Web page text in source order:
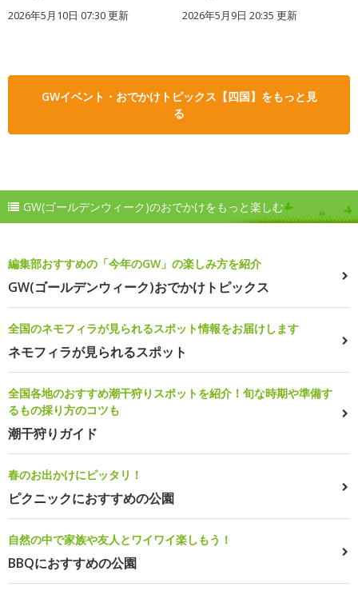
2026年5月10日 07:30 更新 2026年5月9日 20:35 更新
GWイベント・おでかけトピックス【四国】をもっと見
る
GW(ゴールデンウィーク)のおでかけをもっと楽しむ
編集部おすすめの「今年のGW」の楽しみ方を紹介
GW(ゴールデンウィーク)おでかけトピックス
全国のネモフィラが見られるスポット情報をお届けします
ネモフィラが見られるスポット
全国各地のおすすめ潮干狩りスポットを紹介！旬な時期や準備す
るもの採り方のコツも
潮干狩りガイド
春のお出かけにピッタリ！
ピクニックにおすすめの公園
自然の中で家族や友人とワイワイ楽しもう！
BBQにおすすめの公園